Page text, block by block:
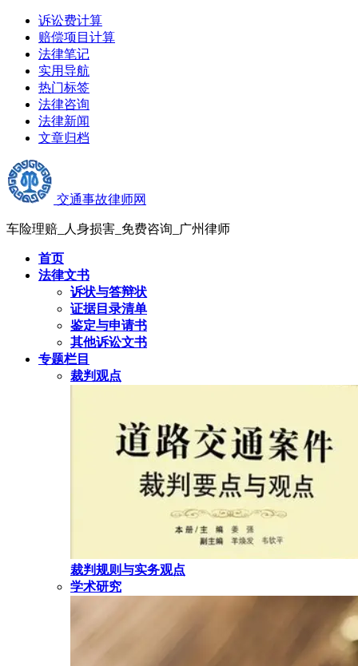
诉讼费计算
赔偿项目计算
法律笔记
实用导航
热门标签
法律咨询
法律新闻
文章归档
交通事故律师网
车险理赔_人身损害_免费咨询_广州律师
首页
法律文书
诉状与答辩状
证据目录清单
鉴定与申请书
其他诉讼文书
专题栏目
裁判观点
裁判规则与实务观点
学术研究